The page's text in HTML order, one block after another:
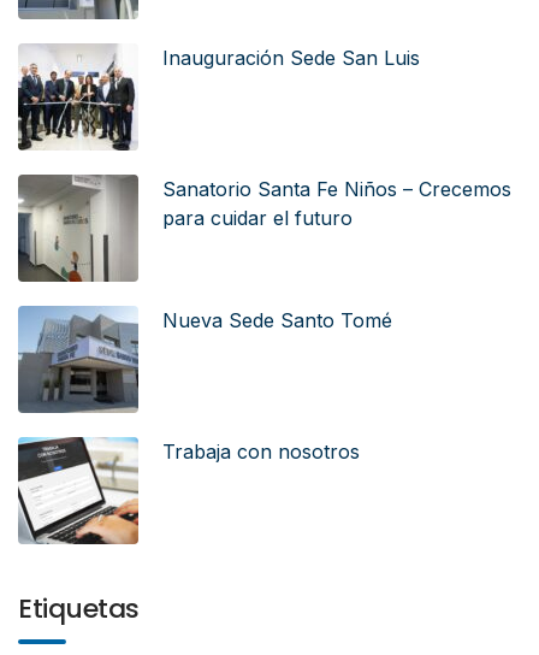
Inauguración Sede San Luis
Sanatorio Santa Fe Niños – Crecemos
para cuidar el futuro
Nueva Sede Santo Tomé
Trabaja con nosotros
Etiquetas